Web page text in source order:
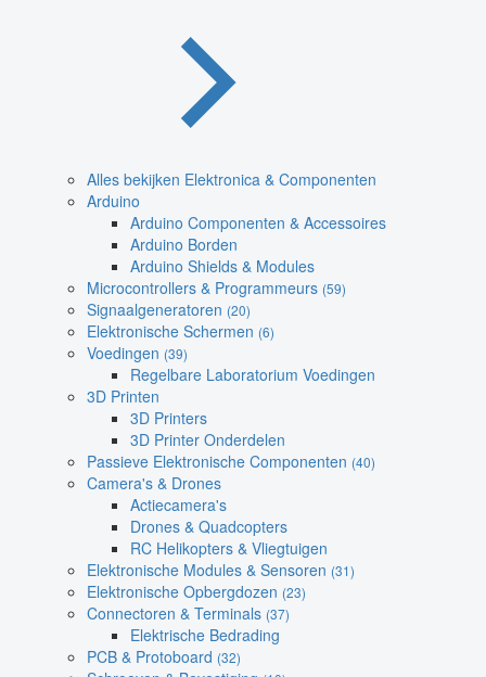
Alles bekijken Elektronica & Componenten
Arduino
Arduino Componenten & Accessoires
Arduino Borden
Arduino Shields & Modules
Microcontrollers & Programmeurs (59)
Signaalgeneratoren (20)
Elektronische Schermen (6)
Voedingen (39)
Regelbare Laboratorium Voedingen
3D Printen
3D Printers
3D Printer Onderdelen
Passieve Elektronische Componenten (40)
Camera's & Drones
Actiecamera's
Drones & Quadcopters
RC Helikopters & Vliegtuigen
Elektronische Modules & Sensoren (31)
Elektronische Opbergdozen (23)
Connectoren & Terminals (37)
Elektrische Bedrading
PCB & Protoboard (32)